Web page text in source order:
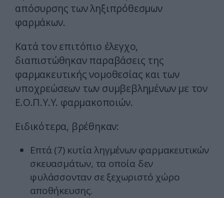
απόσυρσης των ληξιπρόθεσμων
φαρμάκων.
Κατά τον επιτόπιο έλεγχο,
διαπιστώθηκαν παραβάσεις της
φαρμακευτικής νομοθεσίας και των
υποχρεώσεων των συμβεβλημένων με τον
Ε.Ο.Π.Υ.Υ. φαρμακοποιών.
Ειδικότερα, βρέθηκαν:
Επτά (7) κυτία ληγμένων φαρμακευτικών
σκευασμάτων, τα οποία δεν
φυλάσσονταν σε ξεχωριστό χώρο
αποθήκευσης.